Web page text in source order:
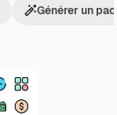
Générer un